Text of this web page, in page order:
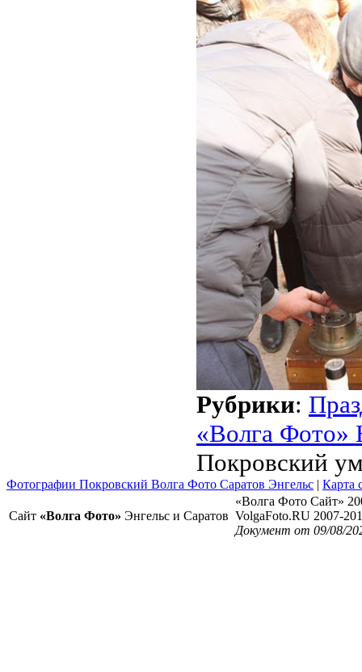
Рубрики:
«Волга Фото»
Покровский
Фотографии Покровский Волга Фото Саратов Энгельс | Карта
Сайт «Волга Фото» Энгельс и Саратов
«Волга Фото Сайт»
VolgaFoto.RU 2007-
Документ от 09/08/